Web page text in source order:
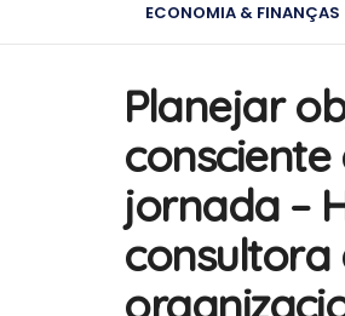
ECONOMIA & FINANÇAS
Planejar
jornada –
consultora